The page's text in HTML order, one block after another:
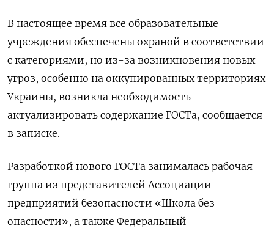
В настоящее время все образовательные
учреждения обеспечены охраной в соответствии
с категориями, но из-за возникновения новых
угроз, особенно на оккупированных территориях
Украины, возникла необходимость
актуализировать содержание ГОСТа, сообщается
в записке.
Разработкой нового ГОСТа занималась рабочая
группа из представителей Ассоциации
предприятий безопасности «Школа без
опасности», а также Федеральный